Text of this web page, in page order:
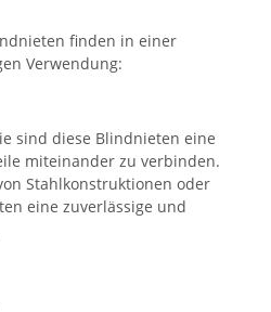
finden in einer
Verwendung:
sind diese Blindnieten eine
miteinander zu verbinden.
Stahlkonstruktionen oder
eine zuverlässige und